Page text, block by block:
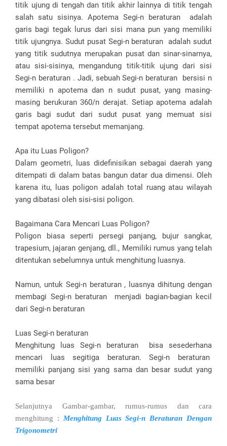
titik ujung di tengah dan titik akhir lainnya di titik tengah
salah satu sisinya. Apotema Segi-n beraturan adalah
garis bagi tegak lurus dari sisi mana pun yang memiliki
titik ujungnya. Sudut pusat Segi-n beraturan adalah sudut
yang titik sudutnya merupakan pusat dan sinar-sinarnya,
atau sisi-sisinya, mengandung titik-titik ujung dari sisi
Segi-n beraturan . Jadi, sebuah Segi-n beraturan bersisi n
memiliki n apotema dan n sudut pusat, yang masing-
masing berukuran 360/n derajat. Setiap apotema adalah
garis bagi sudut dari sudut pusat yang memuat sisi
tempat apotema tersebut memanjang.
Apa itu Luas Poligon?
Dalam geometri, luas didefinisikan sebagai daerah yang
ditempati di dalam batas bangun datar dua dimensi. Oleh
karena itu, luas poligon adalah total ruang atau wilayah
yang dibatasi oleh sisi-sisi poligon.
Bagaimana Cara Mencari Luas Poligon?
Poligon biasa seperti persegi panjang, bujur sangkar,
trapesium, jajaran genjang, dll., Memiliki rumus yang telah
ditentukan sebelumnya untuk menghitung luasnya.
Namun, untuk Segi-n beraturan , luasnya dihitung dengan
membagi Segi-n beraturan menjadi bagian-bagian kecil
dari Segi-n beraturan
Luas Segi-n beraturan
Menghitung luas Segi-n beraturan bisa sesederhana
mencari luas segitiga beraturan. Segi-n beraturan
memiliki panjang sisi yang sama dan besar sudut yang
sama besar
Selanjutnya Gambar-gambar, rumus-rumus dan cara
menghitung : Menghitung Luas Segi-n Beraturan Dengan
Trigonometri